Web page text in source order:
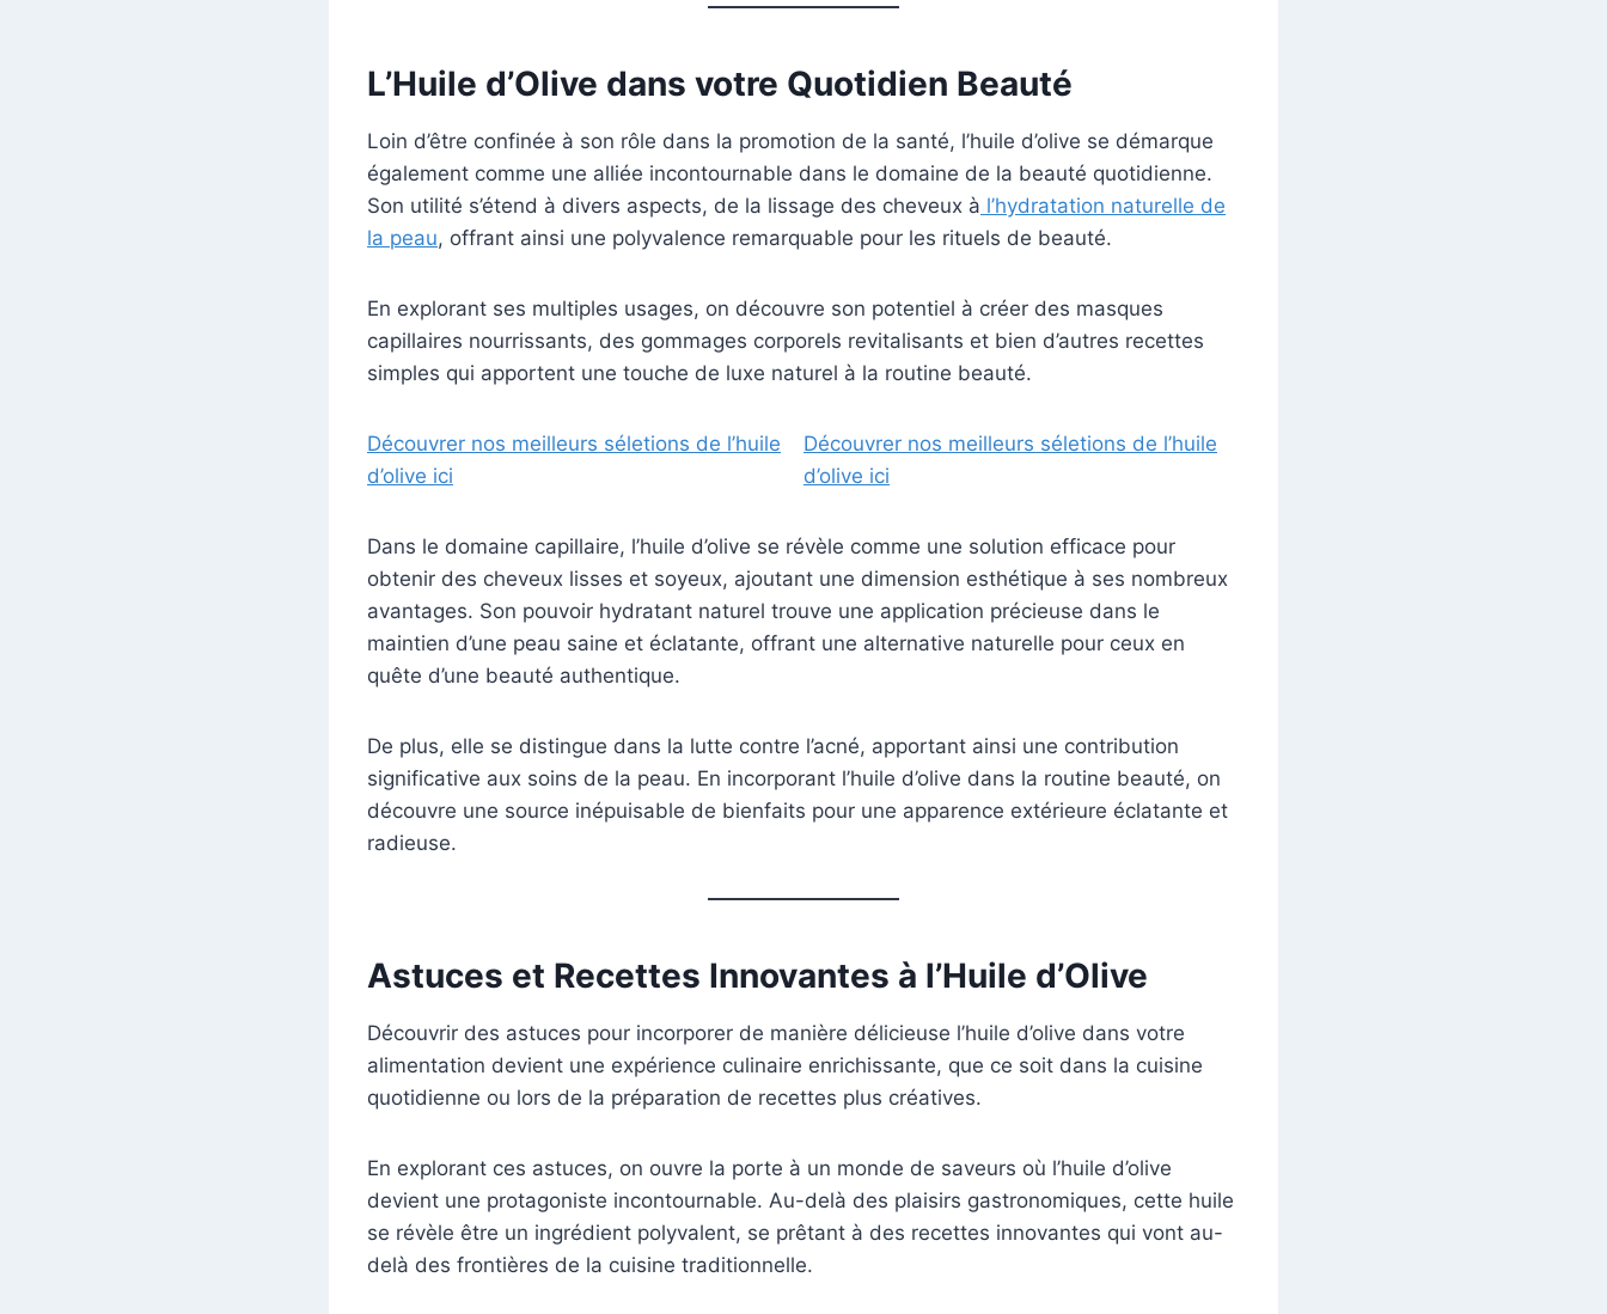
L’Huile d’Olive dans votre Quotidien Beauté
Loin d’être confinée à son rôle dans la promotion de la santé, l’huile d’olive se démarque
également comme une alliée incontournable dans le domaine de la beauté quotidienne.
Son utilité s’étend à divers aspects, de la lissage des cheveux à l’hydratation naturelle de
la peau, offrant ainsi une polyvalence remarquable pour les rituels de beauté.
En explorant ses multiples usages, on découvre son potentiel à créer des masques
capillaires nourrissants, des gommages corporels revitalisants et bien d’autres recettes
simples qui apportent une touche de luxe naturel à la routine beauté.
Découvrer nos meilleurs séletions de l’huile
d’olive ici
Découvrer nos meilleurs séletions de l’huile
d’olive ici
Dans le domaine capillaire, l’huile d’olive se révèle comme une solution efficace pour
obtenir des cheveux lisses et soyeux, ajoutant une dimension esthétique à ses nombreux
avantages. Son pouvoir hydratant naturel trouve une application précieuse dans le
maintien d’une peau saine et éclatante, offrant une alternative naturelle pour ceux en
quête d’une beauté authentique.
De plus, elle se distingue dans la lutte contre l’acné, apportant ainsi une contribution
significative aux soins de la peau. En incorporant l’huile d’olive dans la routine beauté, on
découvre une source inépuisable de bienfaits pour une apparence extérieure éclatante et
radieuse.
Astuces et Recettes Innovantes à l’Huile d’Olive
Découvrir des astuces pour incorporer de manière délicieuse l’huile d’olive dans votre
alimentation devient une expérience culinaire enrichissante, que ce soit dans la cuisine
quotidienne ou lors de la préparation de recettes plus créatives.
En explorant ces astuces, on ouvre la porte à un monde de saveurs où l’huile d’olive
devient une protagoniste incontournable. Au-delà des plaisirs gastronomiques, cette huile
se révèle être un ingrédient polyvalent, se prêtant à des recettes innovantes qui vont au-
delà des frontières de la cuisine traditionnelle.